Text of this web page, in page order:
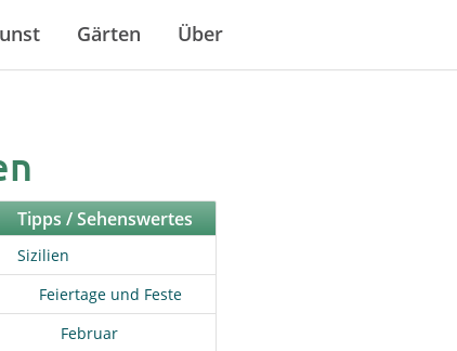
Gärten Über
Tipps / Sehenswertes
Sizilien
Feiertage und Feste
Februar